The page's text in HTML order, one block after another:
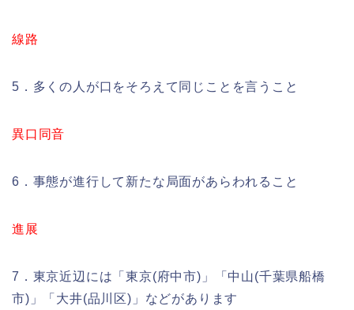
線路
5．多くの人が口をそろえて同じことを言うこと
異口同音
6．事態が進行して新たな局面があらわれること
進展
7．東京近辺には「東京(府中市)」「中山(千葉県船橋
市)」「大井(品川区)」などがあります